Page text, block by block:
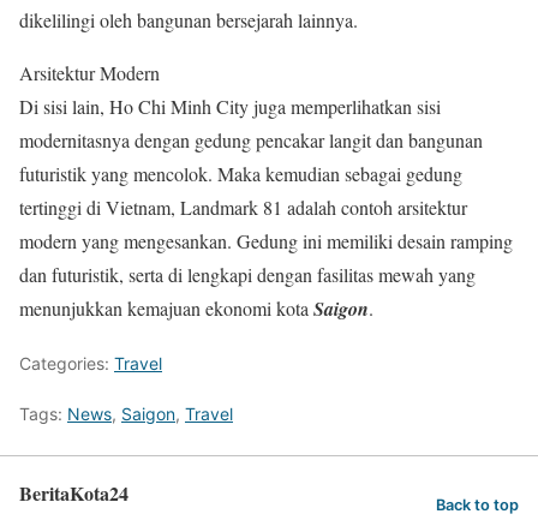
dikelilingi oleh bangunan bersejarah lainnya.
Arsitektur Modern
Di sisi lain, Ho Chi Minh City juga memperlihatkan sisi
modernitasnya dengan gedung pencakar langit dan bangunan
futuristik yang mencolok. Maka kemudian sebagai gedung
tertinggi di Vietnam, Landmark 81 adalah contoh arsitektur
modern yang mengesankan. Gedung ini memiliki desain ramping
dan futuristik, serta di lengkapi dengan fasilitas mewah yang
menunjukkan kemajuan ekonomi kota Saigon.
Categories: Travel
Tags: News, Saigon, Travel
BeritaKota24 Back to top